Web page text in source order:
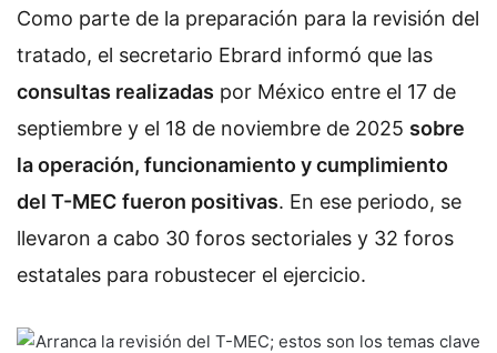
Como parte de la preparación para la revisión del
tratado, el secretario Ebrard informó que las
consultas realizadas por México entre el 17 de
septiembre y el 18 de noviembre de 2025 sobre
la operación, funcionamiento y cumplimiento
del T-MEC fueron positivas. En ese periodo, se
llevaron a cabo 30 foros sectoriales y 32 foros
estatales para robustecer el ejercicio.